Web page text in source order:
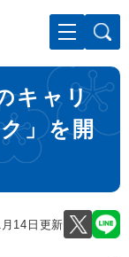
キャリ
」を開
14日更新